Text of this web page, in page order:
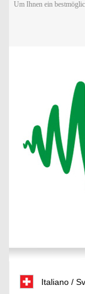
Um Ihnen ein
Italiano /